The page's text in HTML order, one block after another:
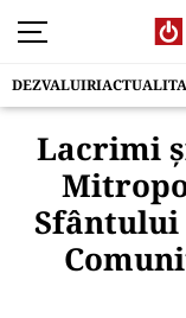
DEZVALUIRI
Lacrimi